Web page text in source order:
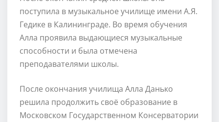
поступила в музыкальное училище имени А.Я.
Гедике в Калининграде. Во время обучения
Алла проявила выдающиеся музыкальные
способности и была отмечена
преподавателями школы.
После окончания училища Алла Данько
решила продолжить своё образование в
Московском Государственном Консерватории